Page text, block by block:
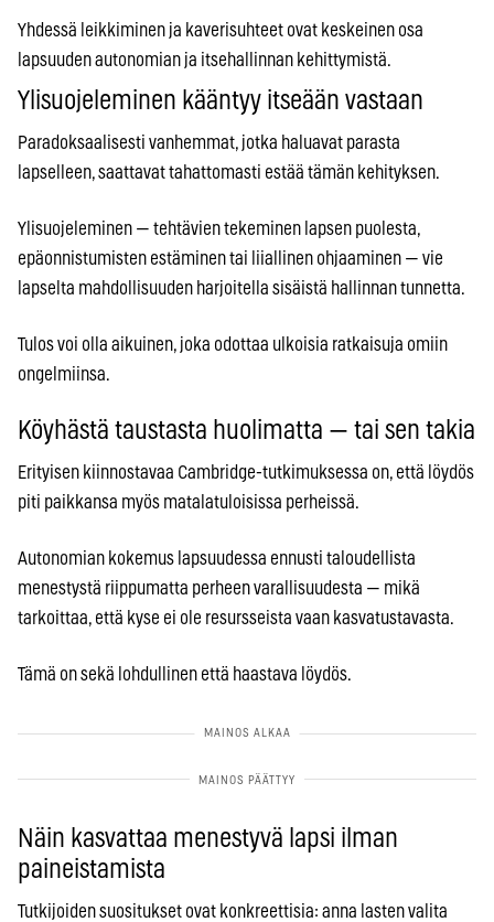
Yhdessä leikkiminen ja kaverisuhteet ovat keskeinen osa
lapsuuden autonomian ja itsehallinnan kehittymistä.
Ylisuojeleminen kääntyy itseään vastaan
Paradoksaalisesti vanhemmat, jotka haluavat parasta
lapselleen, saattavat tahattomasti estää tämän kehityksen.
Ylisuojeleminen — tehtävien tekeminen lapsen puolesta,
epäonnistumisten estäminen tai liiallinen ohjaaminen — vie
lapselta mahdollisuuden harjoitella sisäistä hallinnan tunnetta.
Tulos voi olla aikuinen, joka odottaa ulkoisia ratkaisuja omiin
ongelmiinsa.
Köyhästä taustasta huolimatta — tai sen takia
Erityisen kiinnostavaa Cambridge-tutkimuksessa on, että löydös
piti paikkansa myös matalatuloisissa perheissä.
Autonomian kokemus lapsuudessa ennusti taloudellista
menestystä riippumatta perheen varallisuudesta — mikä
tarkoittaa, että kyse ei ole resursseista vaan kasvatustavasta.
Tämä on sekä lohdullinen että haastava löydös.
Näin kasvattaa menestyvä lapsi ilman
paineistamista
Tutkijoiden suositukset ovat konkreettisia: anna lasten valita